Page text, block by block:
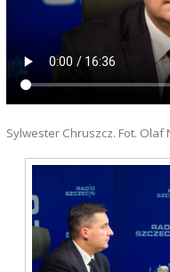
Sylwester Chruszcz. Fot. Olaf